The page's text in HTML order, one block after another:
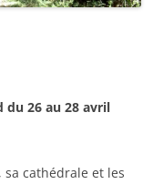
du 26 au 28 avril
sa cathédrale et les